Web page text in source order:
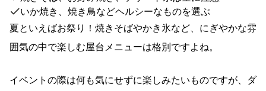
いか焼き、焼き鳥などヘルシーなものを選ぶ
夏といえばお祭り！焼きそばやかき氷など、にぎやかな雰
囲気の中で楽しむ屋台メニューは格別ですよね。
イベントの際は何も気にせずに楽しみたいものですが、ダ